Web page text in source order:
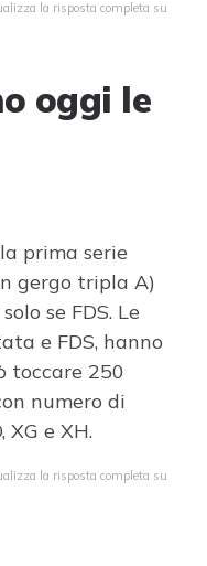
la risposta completa su
oggi le
prima serie
gergo tripla A)
se FDS. Le
e FDS, hanno
toccare 250
numero di
XG e XH.
la risposta completa su